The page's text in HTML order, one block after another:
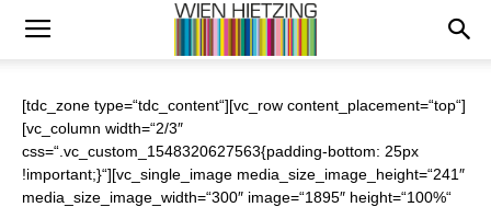
[tdc_zone type=“tdc_content“][vc_row content_placement=“top“]
[vc_column width=“2/3″
css=“.vc_custom_1548320627563{padding-bottom: 25px
!important;}“][vc_single_image media_size_image_height=“241″
media_size_image_width=“300″ image=“1895″ height=“100%“